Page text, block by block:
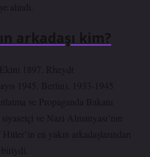
arkadaşı kim?
1897, Rheydt
1945, Berlin), 1933-1945
ve Propaganda Bakanı
ve Nazi Almanyası’nın
en yakın arkadaşlarından